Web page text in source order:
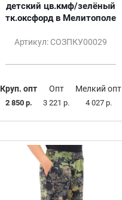
детский цв.кмф/зелёный
тк.оксфорд в Мелитополе
Артикул: СОЗПКУ00029
Круп. опт
2 850 р.
Опт
3 221 р.
Мелкий опт
4 027 р.